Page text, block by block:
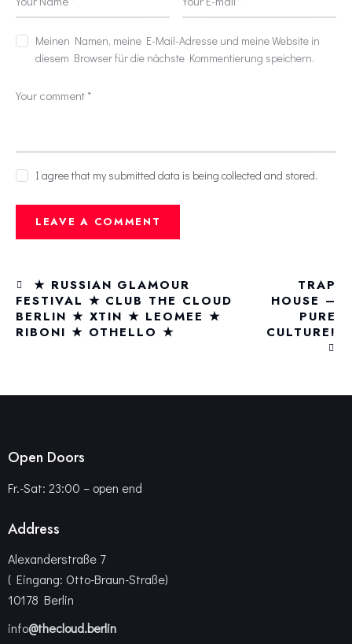
Meinen Namen, meine E-Mail-Adresse und meine Website in
diesem Browser für die nächste Kommentierung speichern.
I agree that my submitted data is being collected and stored.
★ RUSSIAN GLAMOUR
FESTIVAL ★ CLUB THE CLOUD
BERLIN ★ XTIN ★ LEOMEE ★
RIBONI ★ OTHELLO ★
TRAP
HOUSE –
PURE
CULTURE!
Open Doors
Fr.-Sat: 23:00 – open end
Address
Alexanderstraße 7
( Eingang: Otto-Braun-Straße)
10178 Berlin
info@thecloud.berlin